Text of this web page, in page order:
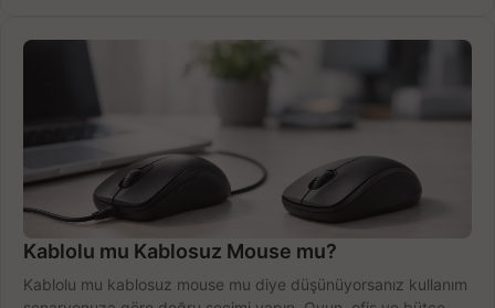
Kablolu mu Kablosuz Mouse mu?
Kablolu mu kablosuz mouse mu diye düşünüyorsanız kullanım